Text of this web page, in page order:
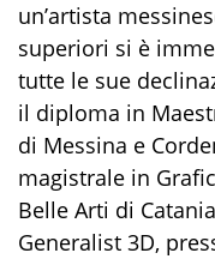
un’artista
superiori si è
tutte le sue
il diploma in
di Messina e
magistrale in
Belle Arti di
Generalist 3D,